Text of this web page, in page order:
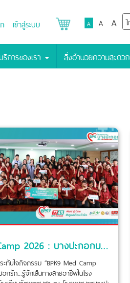
เข้าสู่ระบบ A A A
ริการของเรา สิ่งอำนวยความสะดวก
BPK9 Med Camp 2026 : บางปะกอกบอกรัก...รู้จักเส้นทางสายอาชีพในโรงพยาบาล” ร่วมกับ โรงเรียนวัดพุทธบูชา
ทับใจกิจกรรม “BPK9 Med Camp
กรัก...รู้จักเส้นทางสายอาชีพในโรง